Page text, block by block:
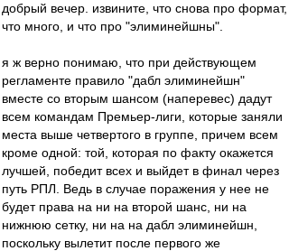
добрый вечер. извините, что снова про формат,
что много, и что про "элиминейшны".
я ж верно понимаю, что при действующем
регламенте правило "дабл элиминейшн"
вместе со вторым шансом (наперевес) дадут
всем командам Премьер-лиги, которые заняли
места выше четвертого в группе, причем всем
кроме одной: той, которая по факту окажется
лучшей, победит всех и выйдет в финал через
путь РПЛ. Ведь в случае поражения у нее не
будет права на ни на второй шанс, ни на
нижнюю сетку, ни на на дабл элиминейшн,
поскольку вылетит после первого же